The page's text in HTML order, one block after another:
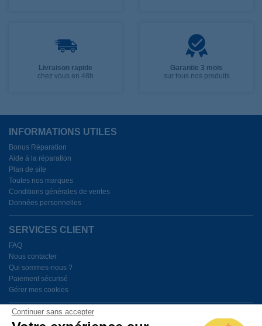
Continuer sans accepter
Livraison rapide
chez vous en 48h
Garantie 3 mois
sur tous nos produits
INFORMATIONS UTILES
Bonus Réparation
Aide à la réparation
Plan de site
Toutes nos marques
Conditions générales de ventes
Données personnelles
SERVICES CLIENT
FAQ
Nous contacter
Qui sommes-nous ?
Paiement sécurisé
Gérer mes cookies
BESOIN D'AIDE ?